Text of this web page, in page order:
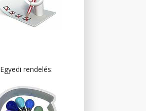
Egyedi rendelés: